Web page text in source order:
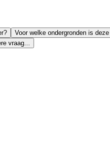
Voor welke ondergronden is
vraag...